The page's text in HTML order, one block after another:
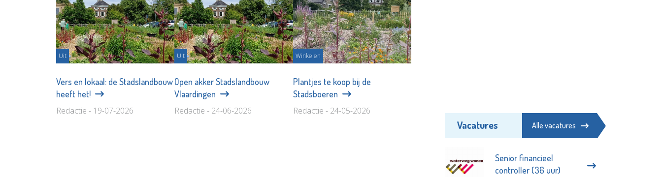
Uit
Vers en lokaal: de Stadslandbouw
heeft het!
Redactie - 19-07-2026
Uit
Open akker Stadslandbouw
Vlaardingen
Redactie - 24-06-2026
Winkelen
Plantjes te koop bij de
Stadsboeren
Redactie - 24-05-2026
Vacatures Alle vacatures
Senior financieel
controller (36 uur)